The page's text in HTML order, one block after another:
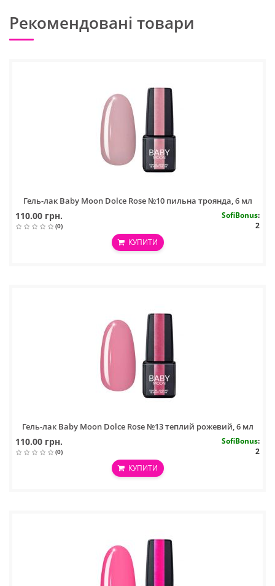
Рекомендовані товари
Гель-лак Baby Moon Dolce Rose №10 пильна троянда, 6 мл
110.00 грн.
(0)
SofiBonus:
2
КУПИТИ
Гель-лак Baby Moon Dolce Rose №13 теплий рожевий, 6 мл
110.00 грн.
(0)
SofiBonus:
2
КУПИТИ